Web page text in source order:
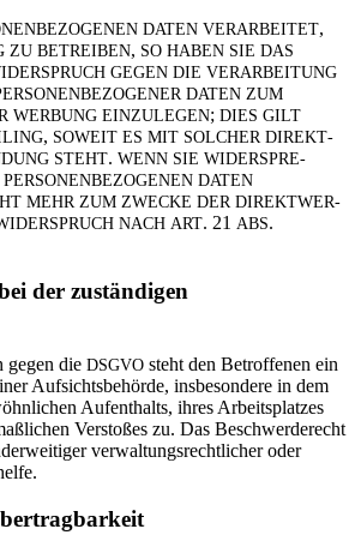
DATEN VER­AR­BEITET,
ZU BETREIBEN, SO HABEN SIE DAS
GEGEN DIE VER­AR­BEI­TUNG
DATEN ZUM
WER­BUNG EIN­ZU­LEGEN; DIES GILT
, SOWEIT ES MIT SOL­CHER DIREKT­
STEHT. WENN SIE WIDER­SPRE­
PER­SO­NEN­BE­ZO­GENEN DATEN
MEHR ZUM ZWECKE DER DIREKT­WER­
NACH ART. 21 ABS.
der zustän­digen
gegen die DSGVO steht den Betrof­fenen ein
Auf­sichts­be­hörde, ins­be­son­dere in dem
Auf­ent­halts, ihres Arbeits­platzes
Ver­stoßes zu. Das Beschwer­de­recht
ver­wal­tungs­recht­li­cher oder